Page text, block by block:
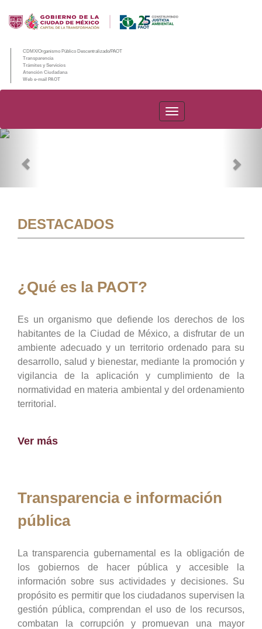
CDMX/Organismo Público Descentralizado/PAOT
Transparencia
Trámites y Servicios
Atención Ciudadana
Web e-mail PAOT
PAOT
DESTACADOS
¿Qué es la PAOT?
Es un organismo que defiende los derechos de los
habitantes de la Ciudad de México, a disfrutar de un
ambiente adecuado y un territorio ordenado para su
desarrollo, salud y bienestar, mediante la promoción y
vigilancia de la aplicación y cumplimiento de la
normatividad en materia ambiental y del ordenamiento
territorial.
Ver más
Transparencia e información
pública
La transparencia gubernamental es la obligación de
los gobiernos de hacer pública y accesible la
información sobre sus actividades y decisiones. Su
propósito es permitir que los ciudadanos supervisen la
gestión pública, comprendan el uso de los recursos,
combatan la corrupción y promuevan una mayor